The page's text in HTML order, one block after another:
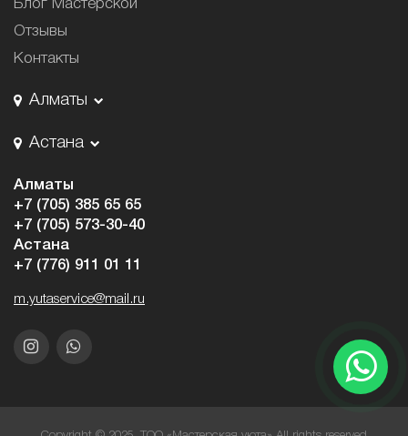
Блог Мастерской
Отзывы
Контакты
Алматы
Астана
Алматы
+7 (705) 385 65 65
+7 (705) 573-30-40
Астана
+7 (776) 911 01 11
m.yutaservice@mail.ru